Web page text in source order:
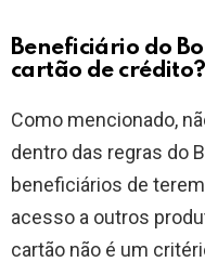
Beneficiário do
cartão de crédito?
Como mencionado,
dentro das regras do
beneficiários de
acesso a outros
cartão não é um